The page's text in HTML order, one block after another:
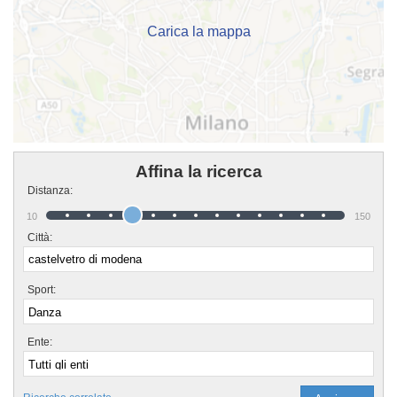
Carica la mappa
Affina la ricerca
Distanza:
10 150
Città:
Sport:
Ente: